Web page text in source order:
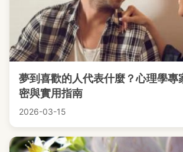
夢到喜歡的人代表什麼？心理學專
密與實用指南
2026-03-15